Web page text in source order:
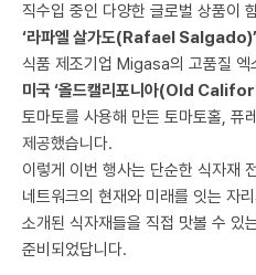
직수입 중인 다양한 글로벌 상품이
‘라파엘 살가도(Rafael Salgado)’
식품 제조기업 Migasa의 고품질 엑
미국 ‘올드캘리포니아(Old
토마토를 사용해 만든 토마토홀, 퓨
제공했습니다.
이렇게 이번 행사는 단순한 식자재
네트워크의 현재와 미래를 잇는 자
소개된 식자재들을 직접 맛볼 수 있
준비되었답니다.